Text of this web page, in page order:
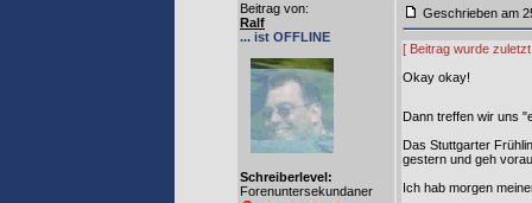
Beitrag von:
Ralf
... ist OFFLINE
Schreiberlevel:
Forenuntersekundaner
Geschrieben
[ Beitrag wurde
Okay okay!
Dann treffen wir uns
Das Stuttgarter
gestern und geh
Ich hab morgen